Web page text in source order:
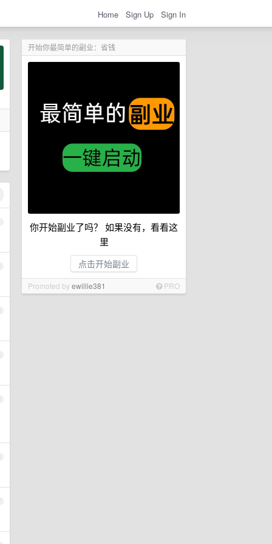
Home Sign Up Sign In
开始你最简单的副业：省钱
你开始副业了吗？ 如果没有，看看这
里
点击开始副业
Promoted byewillie381 PRO